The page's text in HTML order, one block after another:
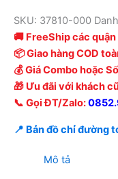
SKU: 37810-000
🚚 FreeShip các quận
📦 Giao hàng COD
💰 Giá Combo hoặc
🎁 Ưu đãi với khách
📞 Gọi ĐT/Zalo:
📍 Bản đồ chỉ đường
Mô tả